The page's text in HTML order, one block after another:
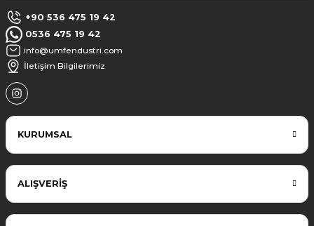
+90 536 475 19 42
0536 475 19 42
info@umfendustri.com
İletişim Bilgilerimiz
KURUMSAL
ALIŞVERİŞ